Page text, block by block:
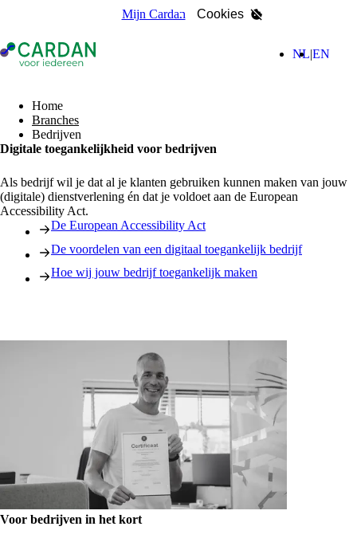
Mijn Cardan Cookies
- Home pagina
zoekenNL EN
Home
Branches
Bedrijven
Digitale toegankelijkheid voor bedrijven
Als bedrijf wil je dat al je klanten gebruiken kunnen maken van jouw
(digitale) dienstverlening én dat je voldoet aan de European
Accessibility Act.
De European Accessibility Act
De voordelen van een digitaal toegankelijk bedrijf
Hoe wij jouw bedrijf toegankelijk maken
Voor bedrijven in het kort